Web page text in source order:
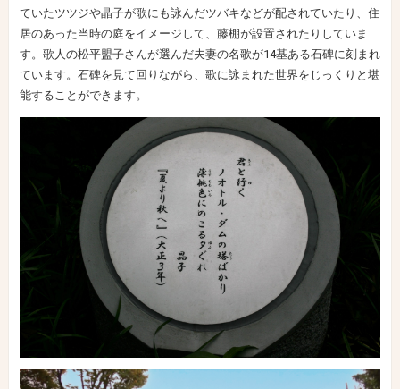
ていたツツジや晶子が歌にも詠んだツバキなどが配されていたり、住
居のあった当時の庭をイメージして、藤棚が設置されたりしていま
す。歌人の松平盟子さんが選んだ夫妻の名歌が14基ある石碑に刻まれ
ています。石碑を見て回りながら、歌に詠まれた世界をじっくりと堪
能することができます。